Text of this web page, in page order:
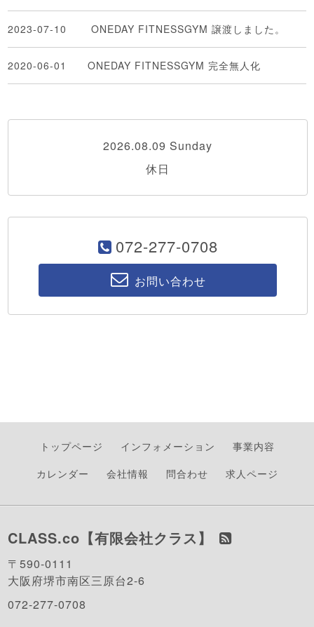
2023-07-10 ONEDAY FITNESSGYM 譲渡しました。
2020-06-01 ONEDAY FITNESSGYM 完全無人化
2026.08.09 Sunday
休日
072-277-0708
お問い合わせ
トップページ インフォメーション
事業内容
カレンダー
会社情報 問合わせ 求人ページ
CLASS.co【有限会社クラス】
〒590-0111
大阪府堺市南区三原台2-6
072-277-0708